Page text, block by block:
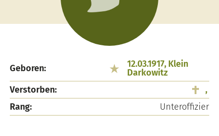
Geboren:
12.03.1917, Klein
Darkowitz
Verstorben:
,
Rang:
Unteroffizier